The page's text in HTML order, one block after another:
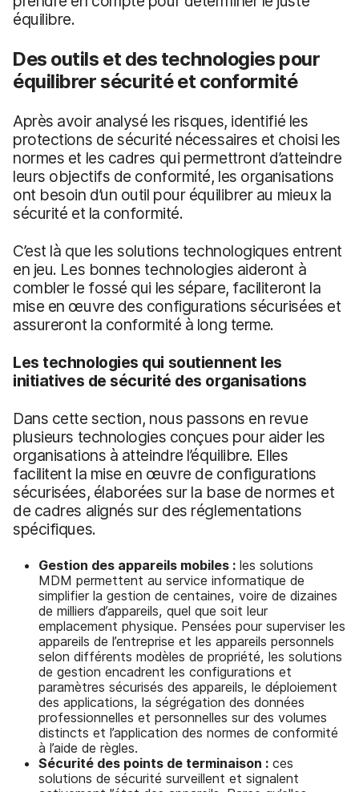
équilibre.
Des outils et des technologies pour
équilibrer sécurité et conformité
Après avoir analysé les risques, identifié les
protections de sécurité nécessaires et choisi les
normes et les cadres qui permettront d’atteindre
leurs objectifs de conformité, les organisations
ont besoin d’un outil pour équilibrer au mieux la
sécurité et la conformité.
C’est là que les solutions technologiques entrent
en jeu. Les bonnes technologies aideront à
combler le fossé qui les sépare, faciliteront la
mise en œuvre des configurations sécurisées et
assureront la conformité à long terme.
Les technologies qui soutiennent les
initiatives de sécurité des organisations
Dans cette section, nous passons en revue
plusieurs technologies conçues pour aider les
organisations à atteindre l’équilibre. Elles
facilitent la mise en œuvre de configurations
sécurisées, élaborées sur la base de normes et
de cadres alignés sur des réglementations
spécifiques.
Gestion des appareils mobiles : les solutions
MDM permettent au service informatique de
simplifier la gestion de centaines, voire de dizaines
de milliers d’appareils, quel que soit leur
emplacement physique. Pensées pour superviser les
appareils de l’entreprise et les appareils personnels
selon différents modèles de propriété, les solutions
de gestion encadrent les configurations et
paramètres sécurisés des appareils, le déploiement
des applications, la ségrégation des données
professionnelles et personnelles sur des volumes
distincts et l’application des normes de conformité
à l’aide de règles.
Sécurité des points de terminaison : ces
solutions de sécurité surveillent et signalent